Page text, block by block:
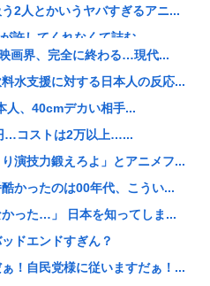
2人とかいうヤバすぎるアニ...
許してくれなくて詰む...
震は震度2
もう本当に追い詰められる
駅前で大絶叫www
！onは時代遅れ！サロモン...
と診断された当時、世間は...
2人とかいうヤバすぎるアニ...
と何もない
チで大変なことになるww...
画界、完全に終わる…現代...
水支援に対する日本人の反応...
人、40cmデカい相手...
…コストは2万以上…...
演技力鍛えろよ」とアニメフ...
かったのは00年代、こうい...
った…」 日本を知ってしま...
ドエンドすぎん？
！自民党様に従いますだぁ！...